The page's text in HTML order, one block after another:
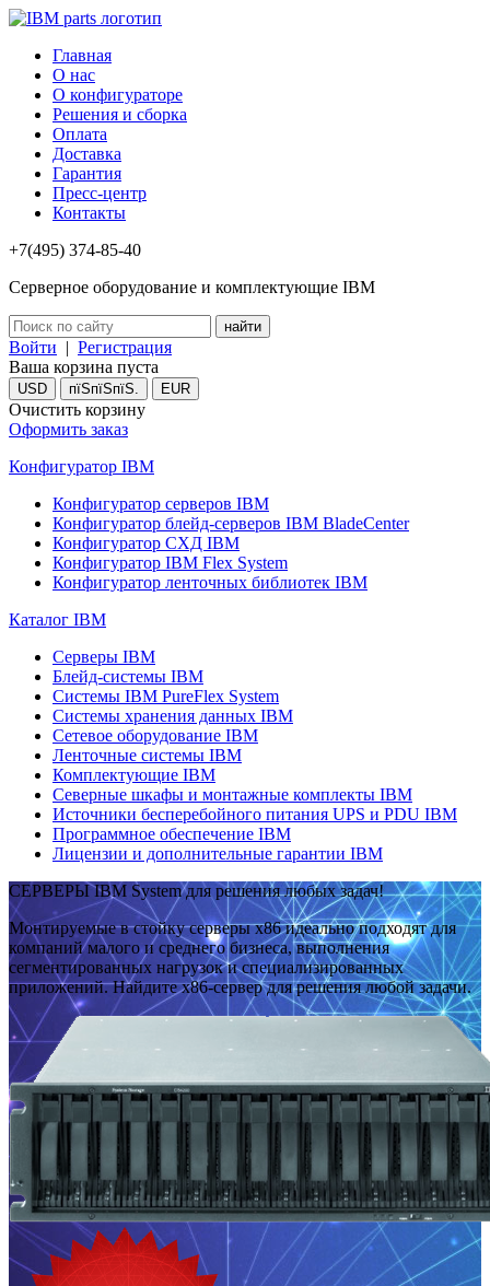
Главная
О нас
О конфигураторе
Решения и сборка
Оплата
Доставка
Гарантия
Пресс-центр
Контакты
+7(495) 374-85-40
Серверное оборудование и комплектующие IBM
Войти | Регистрация
Ваша корзина пуста
USD пїЅпїЅпїЅ. EUR
Очистить корзину
Оформить заказ
Конфигуратор IBM
Конфигуратор серверов IBM
Конфигуратор блейд-серверов IBM BladeCenter
Конфигуратор СХД IBM
Конфигуратор IBM Flex System
Конфигуратор ленточных библиотек IBM
Каталог IBM
Серверы IBM
Блейд-системы IBM
Системы IBM PureFlex System
Системы хранения данных IBM
Сетевое оборудование IBM
Ленточные системы IBM
Комплектующие IBM
Северные шкафы и монтажные комплекты IBM
Источники бесперебойного питания UPS и PDU IBM
Программное обеспечение IBM
Лицензии и дополнительные гарантии IBM
СЕРВЕРЫ IBM System для решения любых задач!
Монтируемые в стойку серверы x86 идеально подходят для
компаний малого и среднего бизнеса, выполнения
сегментированных нагрузок и специализированных
приложений. Найдите x86-сервер для решения любой задачи.